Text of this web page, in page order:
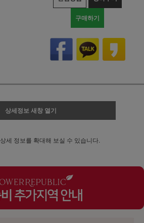
구매하기
상세정보 새창 열기
상세 정보를 확대해 보실 수 있습니다.